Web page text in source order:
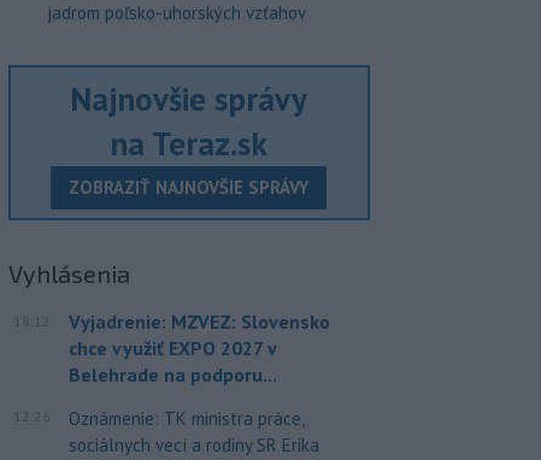
jadrom poľsko-uhorských vzťahov
Najnovšie správy
na Teraz.sk
ZOBRAZIŤ NAJNOVŠIE SPRÁVY
Vyhlásenia
18:12
Vyjadrenie: MZVEZ: Slovensko
chce využiť EXPO 2027 v
Belehrade na podporu...
12:26
Oznámenie: TK ministra práce,
sociálnych vecí a rodiny SR Erika